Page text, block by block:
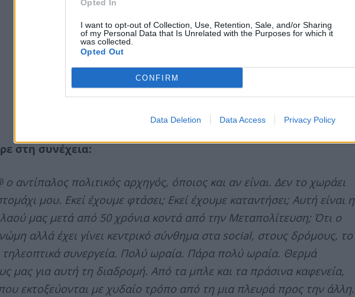
Opted In
I want to opt-out of Collection, Use, Retention, Sale, and/or Sharing
of my Personal Data that Is Unrelated with the Purposes for which it
was collected.
Opted Out
CONFIRM
Data Deletion Data Access Privacy Policy
στη συνέχεια:
αντίπαλος πολιτικός αρχηγός, όποιος και αν είναι. Δεν το χωράει
μου. Εκεί έχουμε φτάσει; Εκεί έχουμε καταντήσει; Αυτή είναι η
λαού μας μετά από 50 χρόνια κοντά από την Μεταπολίτευση; Ότι ο
αλλά έχει γίνει κεντρικό σύνθημα στα social, στους δρόμους, το
συνεργεία. Πολύ ωραία. Πάρα πολύ ωραία. Θερμά
μας για αυτή τη διαδρομή. Από τα μπλε και τα πράσινα καφενεία,
εκτοξεύονται με χυδαίο τρόπο από τη μια πλευρά προς την άλλη.